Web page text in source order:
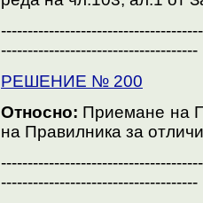
-------------------------------------
РЕШЕНИЕ № 200
Относно: Приемане на
на Правилника за
-------------------------------------